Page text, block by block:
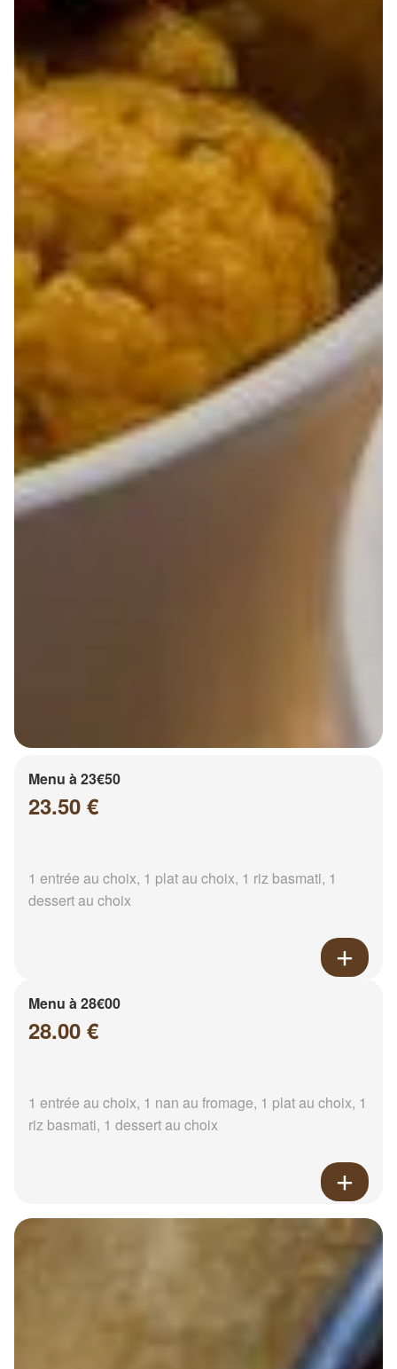
Menu à 23€50
23.50 €
1 entrée au choix, 1 plat au choix, 1 riz basmati, 1
dessert au choix
Menu à 28€00
28.00 €
1 entrée au choix, 1 nan au fromage, 1 plat au choix, 1
riz basmati, 1 dessert au choix